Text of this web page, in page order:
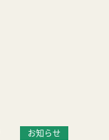
お知らせ